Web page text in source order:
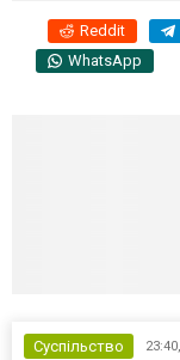
Reddit
WhatsApp
Суспільство 23:40,